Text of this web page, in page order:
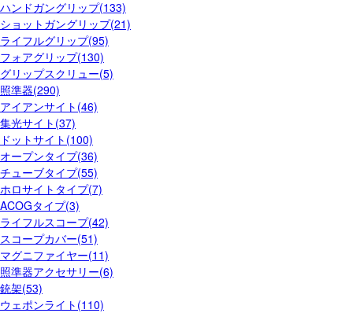
ハンドガングリップ(133)
ショットガングリップ(21)
ライフルグリップ(95)
フォアグリップ(130)
グリップスクリュー(5)
照準器(290)
アイアンサイト(46)
集光サイト(37)
ドットサイト(100)
オープンタイプ(36)
チューブタイプ(55)
ホロサイトタイプ(7)
ACOGタイプ(3)
ライフルスコープ(42)
スコープカバー(51)
マグニファイヤー(11)
照準器アクセサリー(6)
銃架(53)
ウェポンライト(110)